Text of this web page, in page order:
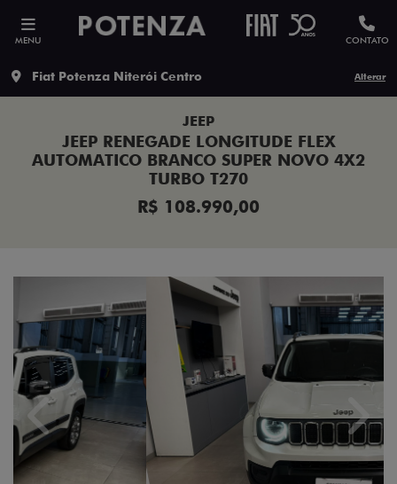
MENU CONTATO
Fiat Potenza Niterói Centro Alterar
JEEP
JEEP RENEGADE LONGITUDE FLEX
AUTOMATICO BRANCO SUPER NOVO 4X2
TURBO T270
R$ 108.990,00
Previous Next